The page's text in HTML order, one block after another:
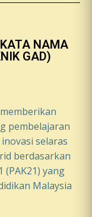
NAMA
GAD)
pembelajaran
selaras
berdasarkan
(PAK21) yang
Malaysia